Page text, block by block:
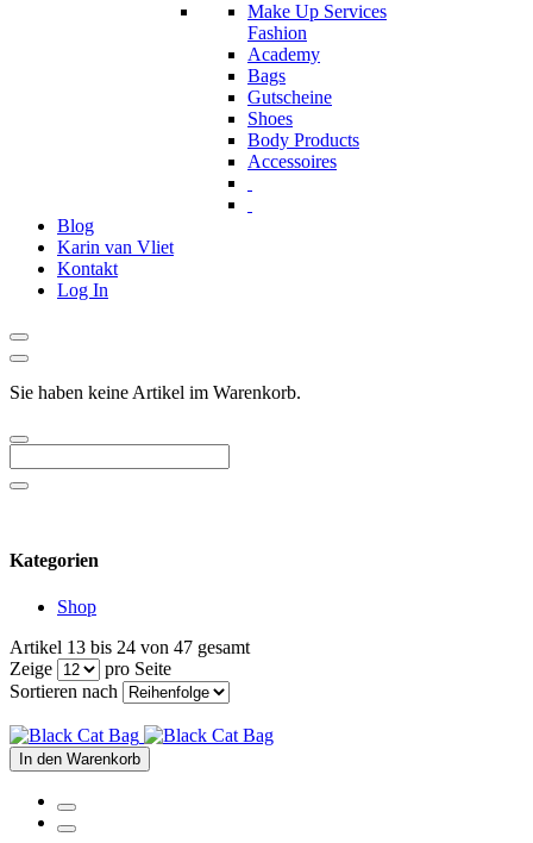
Make Up Services
Fashion
Academy
Bags
Gutscheine
Shoes
Body Products
Accessoires
Blog
Karin van Vliet
Kontakt
Log In
Sie haben keine Artikel im Warenkorb.
Kategorien
Shop
Artikel 13 bis 24 von 47 gesamt
Zeige
pro Seite
Sortieren nach
In den Warenkorb